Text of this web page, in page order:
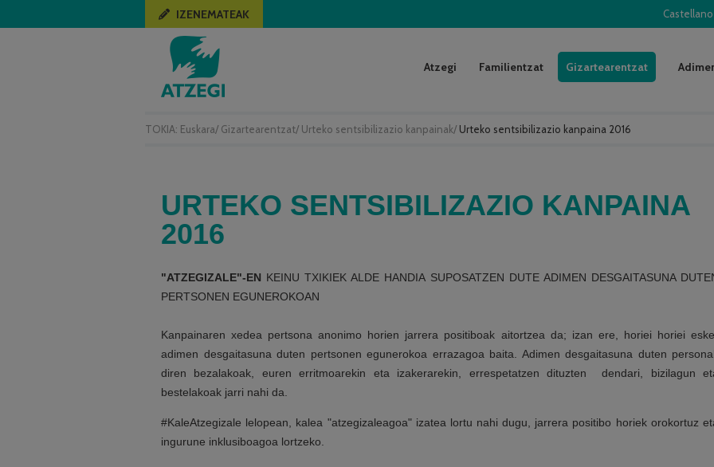
TOKIA: Euskara/ Gizartearentzat/ Urteko sentsibilizazio kanpainak/ Urteko sentsibilizazio kanpaina 2016
Castellano
IZENEMATEAK
Atzegi Familientzat Gizartearentzat
URTEKO SENTSIBILIZAZIO KANPAINA
2016
"ATZEGIZALE"-EN KEINU TXIKIEK ALDE HANDIA SUPOSATZEN DUTE ADIMEN DESGAITASUNA
PERTSONEN EGUNEROKOAN
Kanpainaren xedea pertsona anonimo horien jarrera positiboak aitortzea da; izan ere, horiei horiei
adimen desgaitasuna duten pertsonen egunerokoa errazagoa baita. Adimen desgaitasuna duten
diren bezalakoak, euren erritmoarekin eta izakerarekin, errespetatzen dituzten dendari, bizilagun
bestelakoak jarri nahi da.
#KaleAtzegizale lelopean, kalea "atzegizaleagoa" izatea lortu nahi dugu, jarrera positibo horiek orokortuz
ingurune inklusiboagoa lortzeko.